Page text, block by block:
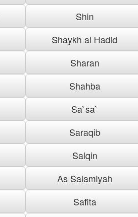
Shin
Shaykh al Hadid
Sharan
Shahba
Sa`sa`
Saraqib
Salqin
As Salamiyah
Safita